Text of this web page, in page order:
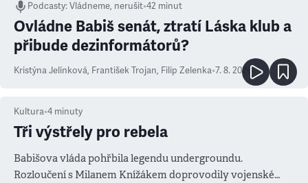
Podcasty:Vládneme, nerušit•42 minut
Ovládne Babiš senát, ztratí Láska klub a
přibude dezinformátorů?
Kristýna Jelínková, František Trojan, Filip Zelenka•7. 8. 2026
Kultura•4 minuty
Tři výstřely pro rebela
Babišova vláda pohřbila legendu undergroundu.
Rozloučení s Milanem Knížákem doprovodily vojenské